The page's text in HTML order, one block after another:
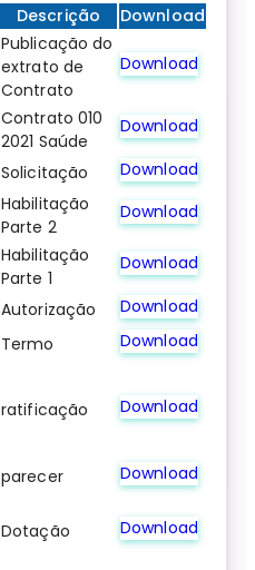
Descrição
Download
Publicação do
extrato de
Contrato
Download
Contrato 010
2021 Saúde
Download
Solicitação Download
Habilitação
Parte 2
Download
Habilitação
Parte 1
Download
Autorização
Download
Termo
Download
ratificação Download
parecer
Download
Dotação Download